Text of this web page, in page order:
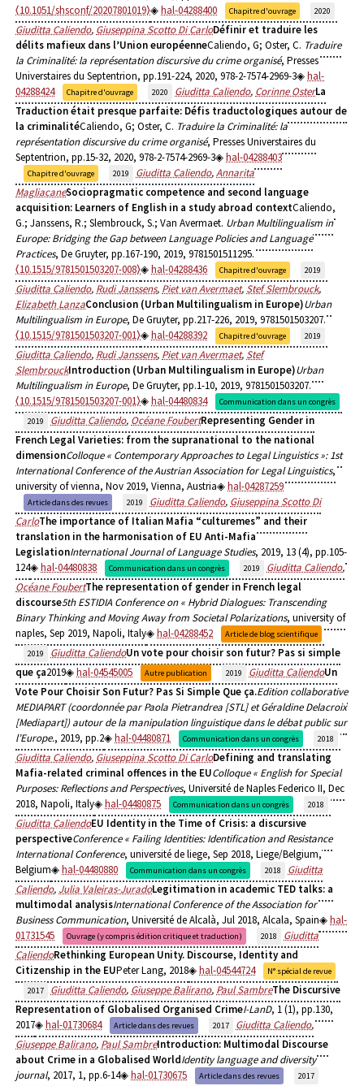
⟨10.1051/shsconf/20207801019⟩
hal-04288400 Chapitre d'ouvrage 2020
Giuditta Caliendo, Giuseppina Scotto Di CarloDéfinir et traduire les
délits mafieux dans l’Union européenneCaliendo, G; Oster, C. Traduire
la Criminalité: la représentation discursive du crime organisé, Presses
Universtaires du Septentrion, pp.191-224, 2020, 978-2-7574-2969-3
hal-
04288424
Chapitre d'ouvrage 2020 Giuditta Caliendo, Corinne OsterLa
Traduction était presque parfaite: Défis traductologiques autour de
la criminalitéCaliendo, G; Oster, C. Traduire la Criminalité: la
représentation discursive du crime organisé, Presses Universtaires du
Septentrion, pp.15-32, 2020, 978-2-7574-2969-3
hal-04288403
Chapitre d'ouvrage 2019 Giuditta Caliendo,Annarita
MagliacaneSociopragmatic competence and second language
acquisition: Learners of English in a study abroad contextCaliendo,
G.; Janssens, R.; Slembrouck, S.; Van Avermaet. Urban Multilingualism in
Europe: Bridging the Gap between Language Policies and Language
Practices, De Gruyter, pp.167-190, 2019, 9781501511295.
⟨10.1515/9781501503207-008⟩
hal-04288436 Chapitre d'ouvrage 2019
Giuditta Caliendo, Rudi Janssens, Piet van Avermaet, Stef Slembrouck,
Elizabeth LanzaConclusion (Urban Multilingualism in Europe)Urban
Multilingualism in Europe, De Gruyter, pp.217-226, 2019, 9781501503207.
⟨10.1515/9781501503207-001⟩
hal-04288392 Chapitre d'ouvrage 2019
Giuditta Caliendo, Rudi Janssens, Piet van Avermaet, Stef
SlembrouckIntroduction (Urban Multilingualism in Europe)Urban
Multilingualism in Europe, De Gruyter, pp.1-10, 2019, 9781501503207.
⟨10.1515/9781501503207-001⟩
hal-04480834
Communication dans un congrès
2019
Giuditta Caliendo, Océane FoubertRepresenting Gender in
French Legal Varieties: from the supranational to the national
dimensionColloque « Contemporary Approaches to Legal Linguistics »: 1st
International Conference of the Austrian Association for Legal Linguistics,
university of vienna, Nov 2019, Vienna, Austria
hal-04287259
Article dans des revues 2019 Giuditta Caliendo, Giuseppina Scotto Di
CarloThe importance of Italian Mafia “culturemes” and their
translation in the harmonisation of EU Anti-Mafia
LegislationInternational Journal of Language Studies, 2019, 13 (4), pp.105-
124
hal-04480838 Communication dans un congrès 2019 Giuditta Caliendo,
Océane FoubertThe representation of gender in French legal
discourse5th ESTIDIA Conference on « Hybrid Dialogues: Transcending
Binary Thinking and Moving Away from Societal Polarizations, university of
naples, Sep 2019, Napoli, Italy
hal-04288452
Article de blog scientifique
2019
Giuditta CaliendoUn vote pour choisir son futur? Pas si simple
que ça2019 hal-04545005 Autre publication 2019 Giuditta CaliendoUn
Vote Pour Choisir Son Futur? Pas Si Simple Que ça.Edition collaborative
MEDIAPART (coordonnée par Paola Pietrandrea [STL] et Géraldine Delacroix
[Mediapart]) autour de la manipulation linguistique dans le débat public sur
l’Europe., 2019, pp.2 hal-04480871 Communication dans un congrès 2018
Giuditta Caliendo, Giuseppina Scotto Di CarloDefining and translating
Mafia-related criminal offences in the EUColloque « English for Special
Purposes: Reflections and Perspectives, Université de Naples Federico II, Dec
2018, Napoli, Italy
hal-04480875 Communication dans un congrès 2018
Giuditta CaliendoEU Identity in the Time of Crisis: a discursive
perspectiveConference « Failing Identities: Identification and Resistance
International Conference, université de liege, Sep 2018, Liege/Belgium,
Belgium
hal-04480880 Communication dans un congrès 2018
Giuditta
Caliendo, Julia Valeiras-JuradoLegitimation in academic TED talks: a
multimodal analysisInternational Conference of the Association for
Business Communication, Université de Alcalà, Jul 2018, Alcala, Spain
hal-
01731545
Ouvrage (y compris édition critique et traduction) 2018
Giuditta
CaliendoRethinking European Unity. Discourse, Identity and
Citizenship in the EUPeter Lang, 2018 hal-04544724
N° spécial de revue
2017
Giuditta Caliendo, Giuseppe Balirano, Paul SambreThe Discursive
Representation of Globalised Organised CrimeI-LanD, 1 (1), pp.130,
2017
hal-01730684 Article dans des revues 2017 Giuditta Caliendo,
Giuseppe Balirano, Paul SambreIntroduction: Multimodal Discourse
about Crime in a Globalised WorldIdentity language and diversity
journal, 2017, 1, pp.6-14 hal-01730675 Article dans des revues 2017